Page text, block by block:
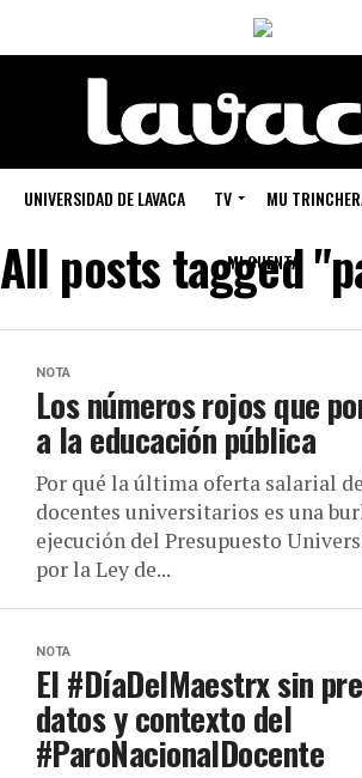
UNIVERSIDAD DE LAVACA TV MU
MI CUENTA
All posts tagged
NOTA
Los números rojos que
a la educación pública
Por qué la última oferta salarial
docentes universitarios es una
ejecución del Presupuesto
por la Ley de...
NOTA
El #DíaDelMaestrx sin
datos y contexto del
#ParoNacionalDocente